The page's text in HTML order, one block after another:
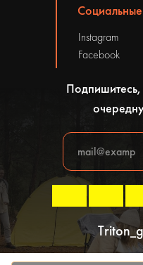
Подпишитесь,
Политика
Социальные
Instagram
Facebook